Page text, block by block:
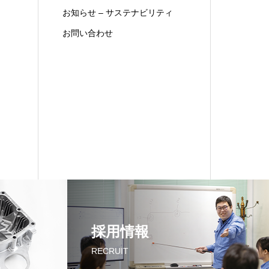
お知らせ – サステナビリティ
お問い合わせ
採用情報
RECRUIT